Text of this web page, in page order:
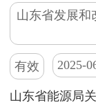
山东省发展和
有效 2025-
山东省能源局